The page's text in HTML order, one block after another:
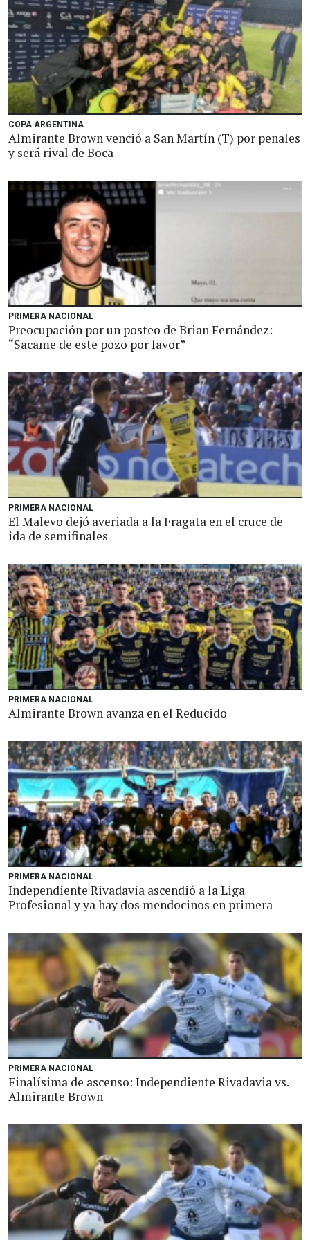
COPA ARGENTINA
Almirante Brown venció a San Martín (T) por penales
y será rival de Boca
PRIMERA NACIONAL
Preocupación por un posteo de Brian Fernández:
“Sacame de este pozo por favor”
PRIMERA NACIONAL
El Malevo dejó averiada a la Fragata en el cruce de
ida de semifinales
PRIMERA NACIONAL
Almirante Brown avanza en el Reducido
PRIMERA NACIONAL
Independiente Rivadavia ascendió a la Liga
Profesional y ya hay dos mendocinos en primera
PRIMERA NACIONAL
Finalísima de ascenso: Independiente Rivadavia vs.
Almirante Brown